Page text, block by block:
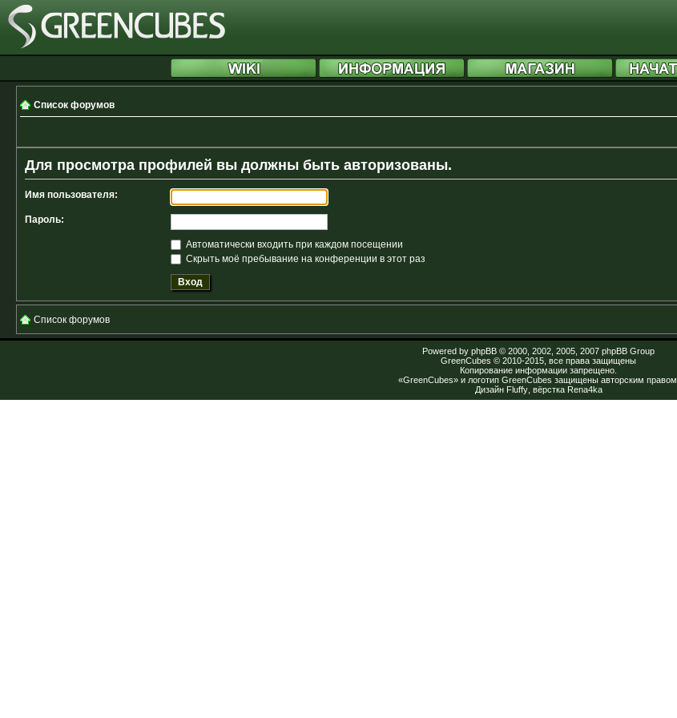
Список форумов
Для просмотра профилей вы должны быть авторизованы.
Имя пользователя:
Пароль:
Автоматически входить при каждом посещении
Скрыть моё пребывание на конференции в этот раз
Список форумов
Powered by phpBB © 2000, 2002, 2005, 2007 phpBB Group
GreenCubes © 2010-2015, все права защищены
Копирование информации запрещено.
«GreenCubes» и логотип GreenCubes защищены авторским правом.
Дизайн Fluffy, вёрстка Rena4ka